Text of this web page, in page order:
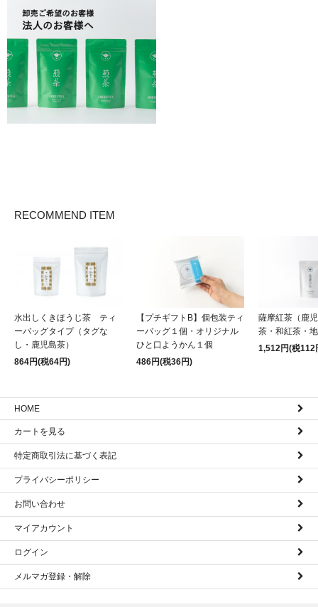
RECOMMEND ITEM
水出しくきほうじ茶 ティ
ーバッグタイプ（タグな
し・鹿児島茶）
864円(税64円)
【プチギフトB】個包装ティ
ーバッグ１個・オリジナル
ひと口ようかん１個
486円(税36円)
薩摩紅茶（鹿
茶・和紅茶・
1,512円(税112
HOME
カートを見る
特定商取引法に基づく表記
プライバシーポリシー
お問い合わせ
マイアカウント
ログイン
メルマガ登録・解除